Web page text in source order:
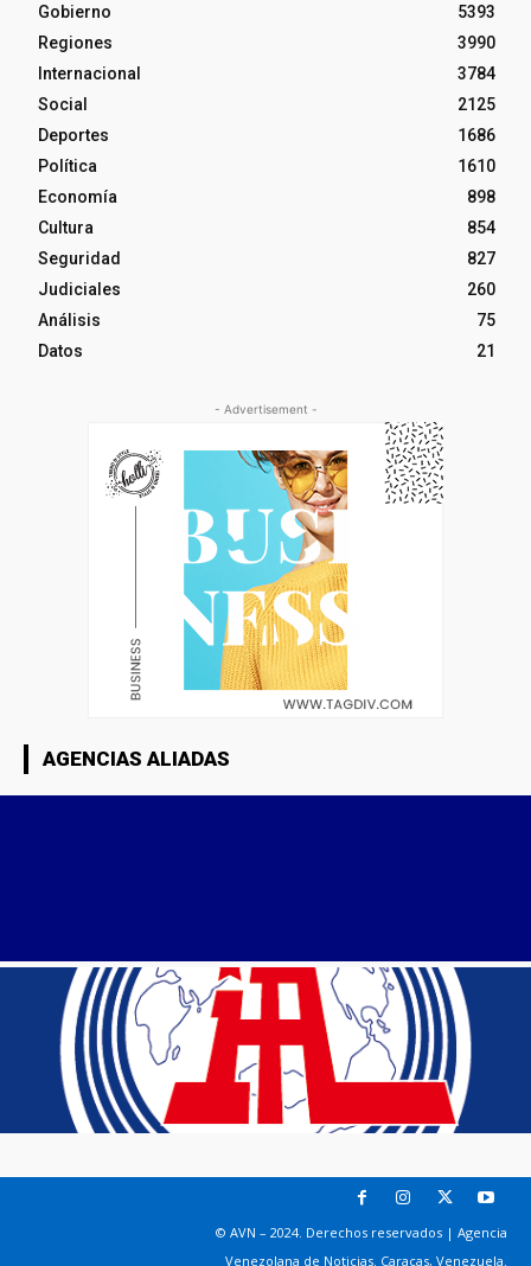
Gobierno
5393
Regiones
3990
Internacional
3784
Social
2125
Deportes
1686
Política
1610
Economía
898
Cultura
854
Seguridad
827
Judiciales
260
Análisis
75
Datos
21
- Advertisement -
AGENCIAS ALIADAS
© AVN – 2024. Derechos reservados | Agencia
Venezolana de Noticias. Caracas, Venezuela.